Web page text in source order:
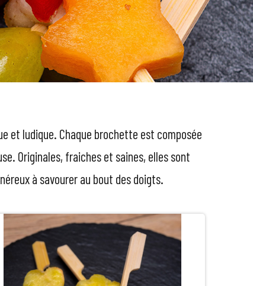
et ludique. Chaque brochette est composée
Originales, fraiches et saines, elles sont
à savourer au bout des doigts.